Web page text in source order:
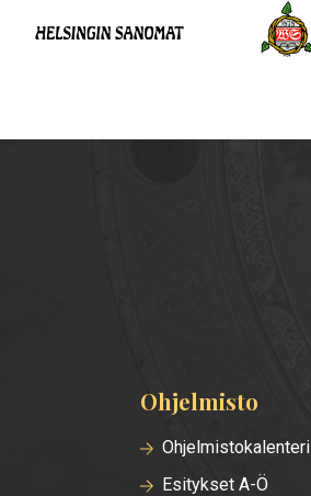
Alatunnisteen
valikko
Ohjelmisto
Ohjelmistokalenteri
Esitykset A-Ö